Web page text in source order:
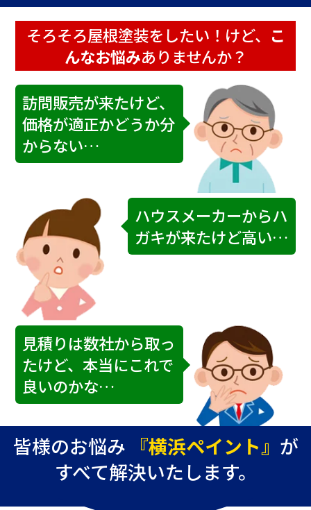
そろそろ屋根塗装をしたい！ けど、 こ
んなお悩みありませんか？
訪問販売が来たけど、
価格が適正かどうか分
からない…
ハウスメーカーからハ
ガキが来たけど高い…
見積りは数社から取っ
たけど、本当にこれで
良いのかな…
皆様のお悩み 『横浜ペイント』 が
すべて解決いたします。